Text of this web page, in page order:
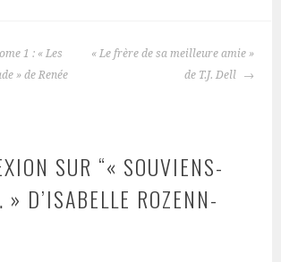
1 : « Les
» de Renée
« Le frère de sa meilleure amie »
de T.J. Dell
SUR “« SOUVIENS-
D’ISABELLE ROZENN-